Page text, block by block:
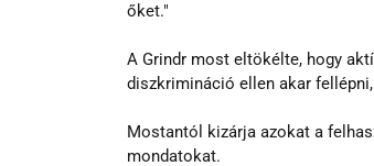
őket."
A Grindr most eltökélte, hogy
diszkrimináció ellen akar
Mostantól kizárja azokat a
mondatokat.